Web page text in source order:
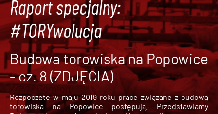
Raport specjalny:
#TORYwolucja
Budowa torowiska na Popowice
- cz. 8 (ZDJĘCIA)
Rozpoczęte w maju 2019 roku prace związane z budową
torowiska na Popowice
postępują. Przedstawiamy